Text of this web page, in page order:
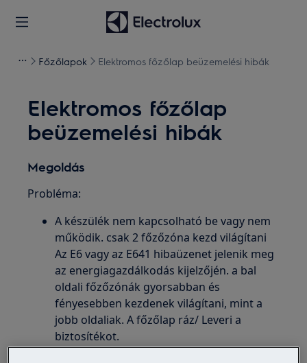
Főzőlapok Elektromos főzőlap beüzemelési hibák
Elektromos főzőlap
beüzemelési hibák
Megoldás
Probléma:
A készülék nem kapcsolható be vagy nem
működik. csak 2 főzőzóna kezd világítani
Az E6 vagy az E641 hibaüzenet jelenik meg
az energiagazdálkodás kijelzőjén. a bal
oldali főzőzónák gyorsabban és
fényesebben kezdenek világítani, mint a
jobb oldaliak. A főzőlap ráz/ Leveri a
biztosítékot.